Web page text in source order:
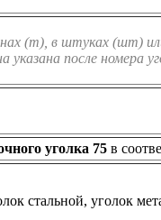
(т), в штуках (шт)
после номера
уголка 75 в